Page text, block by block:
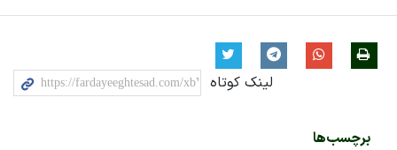
لینک کوتاه
برچسب‌ها